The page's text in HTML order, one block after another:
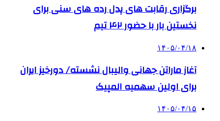
برگزاری رقابت های پدل رده های سنی برای
نخستین بار با حضور ۴۲ تیم
۱۴۰۵/۰۴/۱۸
آغاز ماراتن جهانی والیبال نشسته/ دورخیز ایران
برای اولین سهمیه المپیک
۱۴۰۵/۰۴/۱۵